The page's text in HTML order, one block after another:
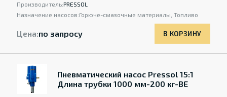
Производитель:PRESSOL
Назначение насосов:Горюче-смазочные материалы, Топливо
Цена:по запросу В КОРЗИНУ
Пневматический насос Pressol 15:1
Длина трубки 1000 мм-200 кг-BE